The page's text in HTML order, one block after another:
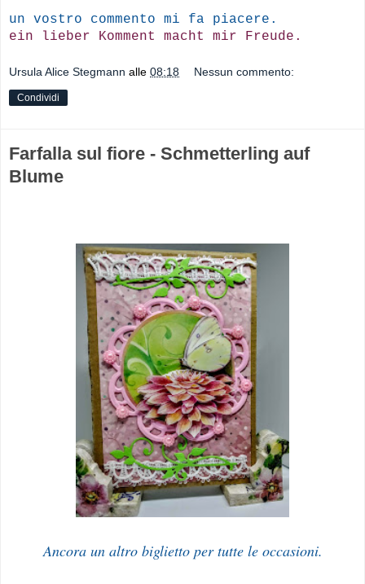
un vostro commento mi fa piacere.
ein lieber Komment macht mir Freude.
Ursula Alice Stegmann alle 08:18 Nessun commento:
Condividi
Farfalla sul fiore - Schmetterling auf
Blume
Ancora un altro biglietto per tutte le occasioni.